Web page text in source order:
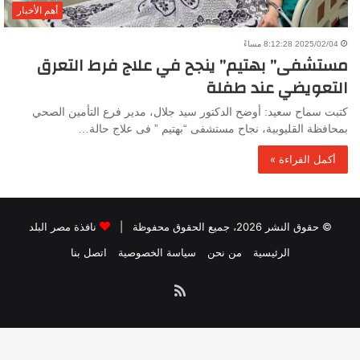
أهم الأخبار
2025/02/04 8:12:28 مساءً
مستشفى” بهتيم” ينجح في علاج فرط التعرق
التعويضي عند طفلة
كتبت سماح سعيد: أوضح الدكتور سيد جلال، مدير فرع التأمين الصحي
بمحافظة القليوبية، نجاح مستشفى “بهتيم ” فى علاج حالة…
أكمل القراءة »
© حقوق النشر 2026، جميع الحقوق محفوظة |
نافذة مصر البلد
الرئيسية
من نحن سياسة الخصوصية اتصل بنا
ملخص
الموقع